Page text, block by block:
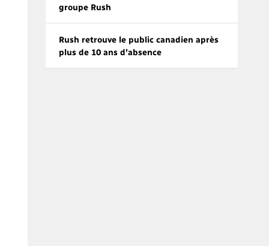
groupe Rush
Rush retrouve le public canadien après
plus de 10 ans d’absence